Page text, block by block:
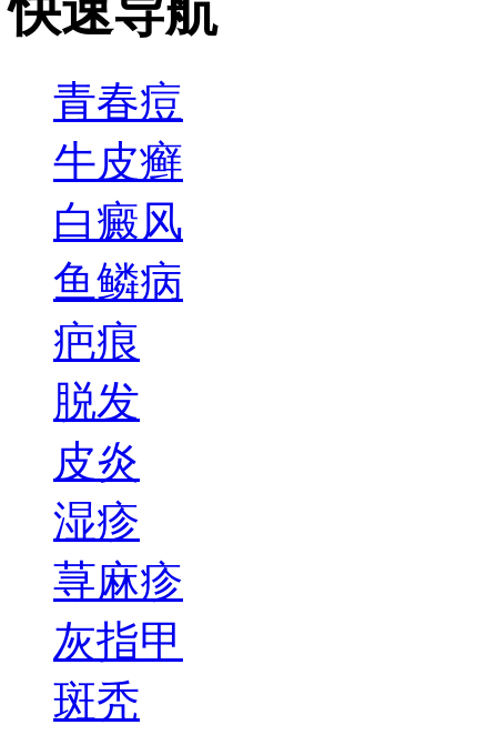
快速导航
青春痘
牛皮癣
白癜风
鱼鳞病
疤痕
脱发
皮炎
湿疹
荨麻疹
灰指甲
斑秃